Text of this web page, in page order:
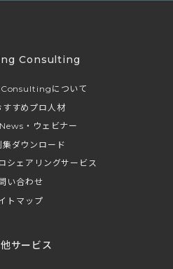
Consulting
について
すすめプロ人材
・ウェビナー
ダウンロード
シェアリングサービス
い合わせ
トマップ
サービス